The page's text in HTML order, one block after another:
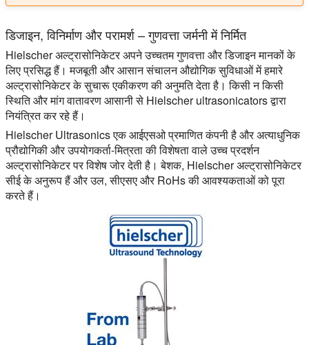
डिजाइन, विनिर्माण और परामर्श – गुणवत्ता जर्मनी में निर्मित
Hielscher अल्ट्रासोनिकेटर अपने उच्चतम गुणवत्ता और डिजाइन मानकों के
लिए प्रसिद्ध हैं। मजबूती और आसान संचालन औद्योगिक सुविधाओं में हमारे
अल्ट्रासोनिकेटर के सुचारू एकीकरण की अनुमति देता है। किसी न किसी
स्थिति और मांग वातावरण आसानी से Hielscher ultrasonicators द्वारा
नियंत्रित कर रहे हैं।
Hielscher Ultrasonics एक आईएसओ प्रमाणित कंपनी है और अत्याधुनिक
प्रौद्योगिकी और उपयोगकर्ता-मित्रता की विशेषता वाले उच्च प्रदर्शन
अल्ट्रासोनिकेटर पर विशेष जोर देती है। बेशक, Hielscher अल्ट्रासोनिकेटर
सीई के अनुरूप हैं और उल, सीएसए और RoHs की आवश्यकताओं को पूरा
करते हैं।